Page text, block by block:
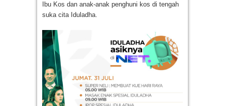
Ibu Kos dan anak-anak penghuni kos di tengah
suka cita Iduladha.